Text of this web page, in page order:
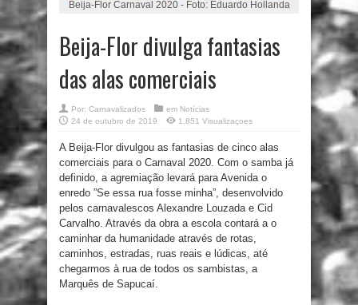
Beija-Flor Carnaval 2020 - Foto: Eduardo Hollanda
Beija-Flor divulga fantasias
das alas comerciais
Por: Carnavalizados em Notícias
24 de outubro de 2019
1,851 Visualizaçoes
A Beija-Flor divulgou as fantasias de cinco alas
comerciais para o Carnaval 2020. Com o samba já
definido, a agremiação levará para Avenida o
enredo ”Se essa rua fosse minha”, desenvolvido
pelos carnavalescos Alexandre Louzada e Cid
Carvalho. Através da obra a escola contará a o
caminhar da humanidade através de rotas,
caminhos, estradas, ruas reais e lúdicas, até
chegarmos à rua de todos os sambistas, a
Marquês de Sapucaí.